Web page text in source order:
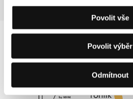
Povolit vše
Povolit výběr
Odmítnout